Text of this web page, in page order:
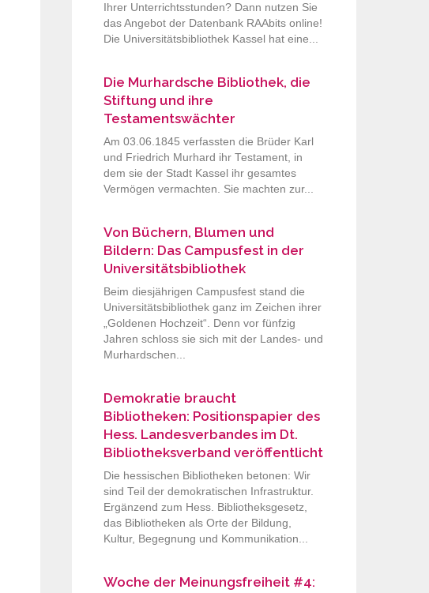
Ihrer Unterrichtsstunden? Dann nutzen Sie
das Angebot der Datenbank RAAbits online!
Die Universitätsbibliothek Kassel hat eine...
Die Murhardsche Bibliothek, die
Stiftung und ihre
Testamentswächter
Am 03.06.1845 verfassten die Brüder Karl
und Friedrich Murhard ihr Testament, in
dem sie der Stadt Kassel ihr gesamtes
Vermögen vermachten. Sie machten zur...
Von Büchern, Blumen und
Bildern: Das Campusfest in der
Universitätsbibliothek
Beim diesjährigen Campusfest stand die
Universitätsbibliothek ganz im Zeichen ihrer
„Goldenen Hochzeit“. Denn vor fünfzig
Jahren schloss sie sich mit der Landes- und
Murhardschen...
Demokratie braucht
Bibliotheken: Positionspapier des
Hess. Landesverbandes im Dt.
Bibliotheksverband veröffentlicht
Die hessischen Bibliotheken betonen: Wir
sind Teil der demokratischen Infrastruktur.
Ergänzend zum Hess. Bibliotheksgesetz,
das Bibliotheken als Orte der Bildung,
Kultur, Begegnung und Kommunikation...
Woche der Meinungsfreiheit #4: